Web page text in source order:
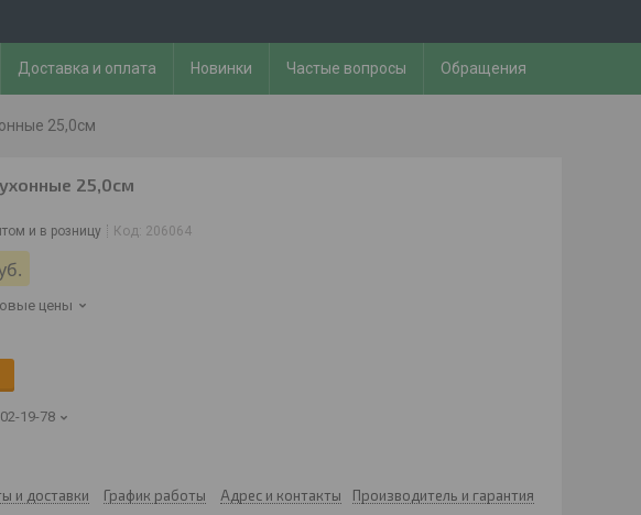
Доставка и оплата Новинки Частые вопросы Обращения
25,0см
25,0см
и в розницу Код: 206064
цены
19-78
и доставки График работы Адрес и контакты Производитель и гарантия